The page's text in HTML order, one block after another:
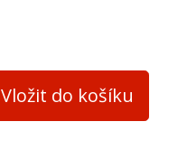
Vložit do košíku